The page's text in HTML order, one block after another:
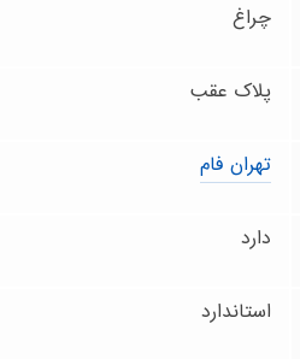
چراغ
پلاک عقب
تهران فام
دارد
استاندارد